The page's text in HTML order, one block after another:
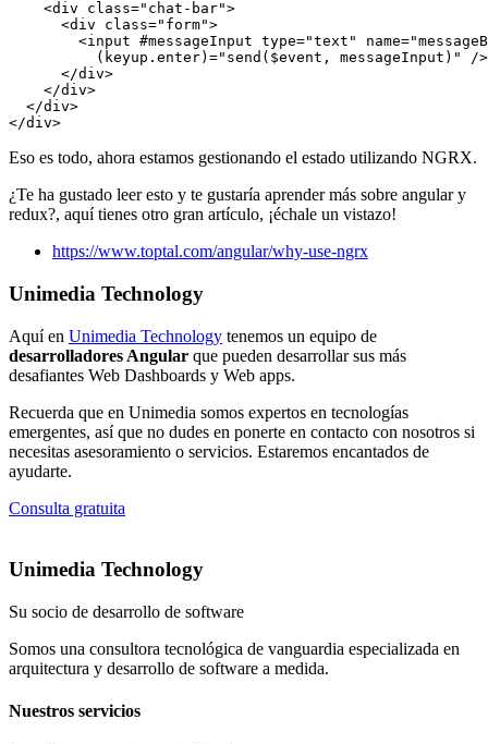
    <div class="chat-bar">
      <div class="form">
<input #messageInput type="text"
          (keyup.enter)="send($event, messageInput)" />
      </div>
    </div>
  </div>
</div>
Eso es todo, ahora estamos gestionando el estado utilizando NGRX.
¿Te ha gustado leer esto y te gustaría aprender más sobre angular y
redux?, aquí tienes otro gran artículo, ¡échale un vistazo!
https://www.toptal.com/angular/why-use-ngrx
Unimedia Technology
Aquí en Unimedia Technology tenemos un equipo de
desarrolladores Angular que pueden desarrollar sus más
desafiantes Web Dashboards y Web apps.
Recuerda que en Unimedia somos expertos en tecnologías
emergentes, así que no dudes en ponerte en contacto con nosotros si
necesitas asesoramiento o servicios. Estaremos encantados de
ayudarte.
Consulta gratuita
Unimedia Technology
Su socio de desarrollo de software
Somos una consultora tecnológica de vanguardia especializada en
arquitectura y desarrollo de software a medida.
Nuestros servicios